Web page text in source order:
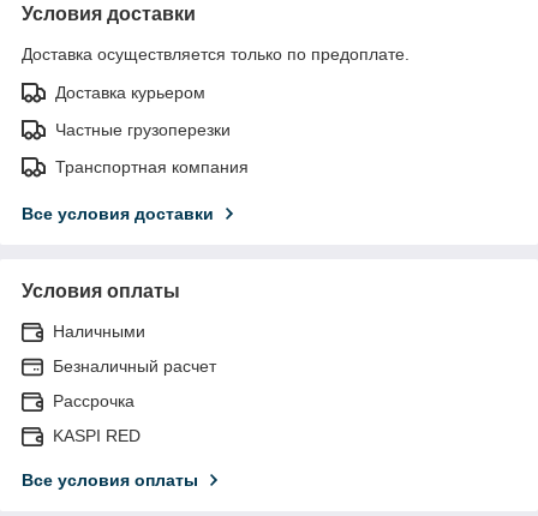
Условия доставки
Доставка осуществляется только по предоплате.
Доставка курьером
Частные грузоперезки
Транспортная компания
Все условия доставки
Условия оплаты
Наличными
Безналичный расчет
Рассрочка
KASPI RED
Все условия оплаты